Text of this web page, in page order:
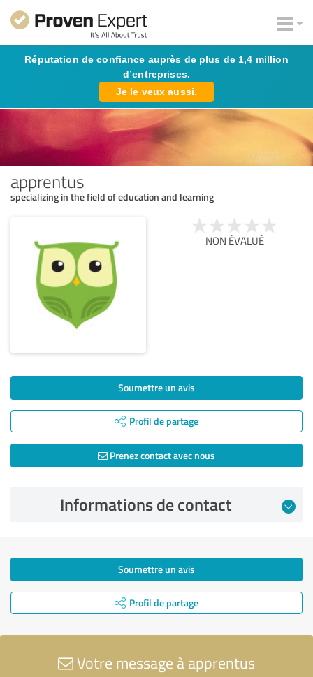
Réputation de confiance auprès de plus de 1,4 million
d’entreprises.
Je le veux aussi.
apprentus
specializing in the field of education and learning
NON ÉVALUÉ
Soumettre un avis
Profil de partage
Prenez contact avec nous
Informations de contact
Soumettre un avis
Profil de partage
Votre message à apprentus